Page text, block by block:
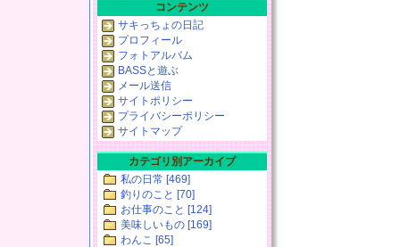
コンテンツ
サキっちょの日記
プロフィール
フォトアルバム
BASSと遊ぶ
メール送信
サイトポリシー
プライバシーポリシー
サイトマップ
カテゴリ別アーカイブ
私の日常 [469]
釣りのこと [70]
お仕事のこと [124]
美味しいもの [169]
わんこ [65]